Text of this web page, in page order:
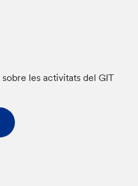
les activitats del GIT